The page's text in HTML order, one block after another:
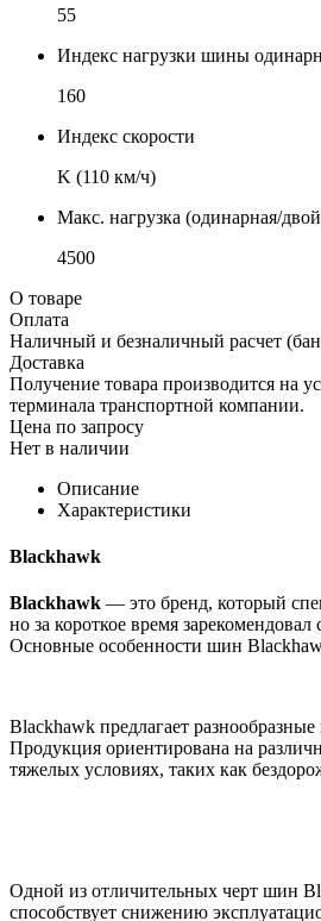
55
Индекс нагрузки шины
160
Индекс скорости
K (110 км/ч)
Макс. нагрузка (одинарная/
4500
О товаре
Оплата
Наличный и безналичный расчет
Доставка
Получение товара производится на
терминала транспортной компании.
Цена по запросу
Нет в наличии
Описание
Характеристики
Blackhawk
Blackhawk — это бренд, который
но за короткое время
Основные особенности шин
Blackhawk предлагает
Продукция ориентирована на
тяжелых условиях, таких как
Одной из отличительных черт шин
способствует снижению